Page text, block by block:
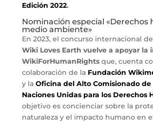
Edición 2022.
Nominación especial «Derechos
medio ambiente»
En 2023, el concurso internacional
Wiki Loves Earth vuelve a apoyar la
WikiForHumanRightsque, cuenta
colaboración de la Fundación
y la Oficina del Alto Comisionado de
Naciones Unidas para los Derechos
objetivo es concienciar sobre la
naturaleza y el impacto humano en